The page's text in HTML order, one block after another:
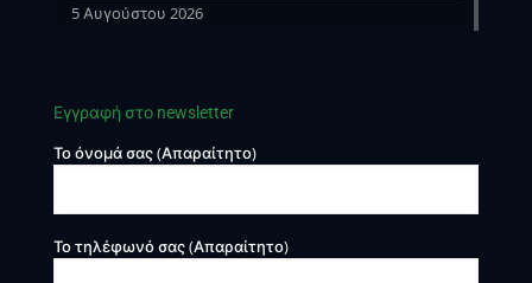
5 Αυγούστου 2026
Εγγραφή στο newsletter
Το όνομά σας (Απαραίτητο)
Το τηλέφωνό σας (Απαραίτητο)